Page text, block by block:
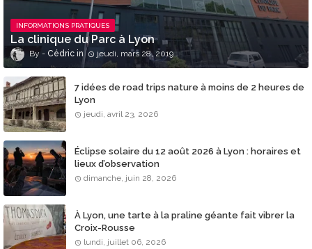
INFORMATIONS PRATIQUES
La clinique du Parc à Lyon
Cédric jeudi, mars 28, 2019
7 idées de road trips nature à moins de 2 heures de
Lyon
jeudi, avril 23, 2026
Éclipse solaire du 12 août 2026 à Lyon : horaires et
lieux d’observation
dimanche, juin 28, 2026
À Lyon, une tarte à la praline géante fait vibrer la
Croix-Rousse
lundi, juillet 06, 2026